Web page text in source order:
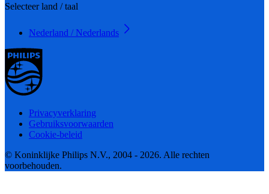
Selecteer land / taal
Nederland / Nederlands
Privacyverklaring
Gebruiksvoorwaarden
Cookie-beleid
© Koninklijke Philips N.V., 2004 - 2026. Alle rechten
voorbehouden.